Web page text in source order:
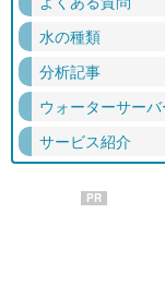
水の種類
分析記事
ウォーターサー
サービス紹介
PR